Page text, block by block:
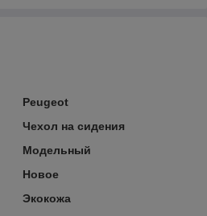
Peugeot
Чехол на сидения
Модельный
Новое
Экокожа